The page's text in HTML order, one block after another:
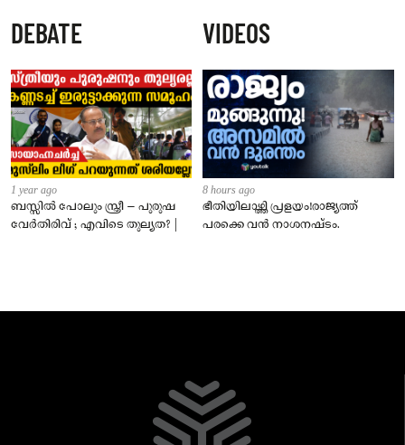
നിർദേശം നൽകി പഞ്ചായത്ത്
DEBATE
1 year ago
ബസ്സിൽ പോലും സ്ത്രീ – പുരുഷ
വേർതിരിവ് ; എവിടെ തുല്യത? |
VIDEOS
8 hours ago
ഭീതിയിലാഴ്ത്തി പ്രളയം!രാജ്യത്ത്
പരക്കെ വൻ നാശനഷ്ടം.